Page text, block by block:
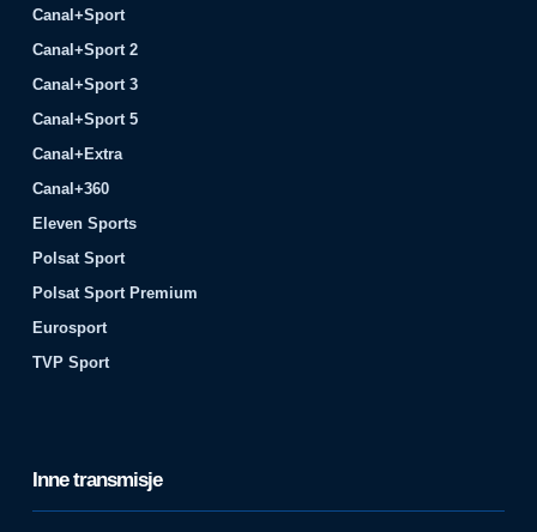
Canal+Sport
Canal+Sport 2
Canal+Sport 3
Canal+Sport 5
Canal+Extra
Canal+360
Eleven Sports
Polsat Sport
Polsat Sport Premium
Eurosport
TVP Sport
Inne transmisje